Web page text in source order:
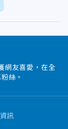
網友喜愛，在全
絲。
訊